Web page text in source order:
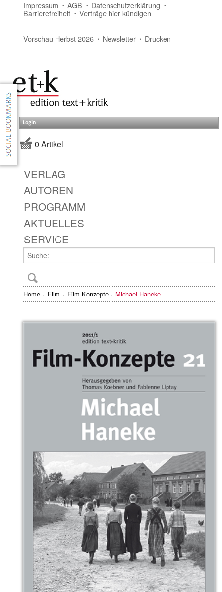
Impressum AGB Datenschutzerklärung
Barrierefreiheit Verträge hier kündigen
Vorschau Herbst 2026 Newsletter Drucken
Login
0 Artikel
VERLAG
AUTOREN
PROGRAMM
AKTUELLES
SERVICE
Home Film Film-Konzepte Michael Haneke